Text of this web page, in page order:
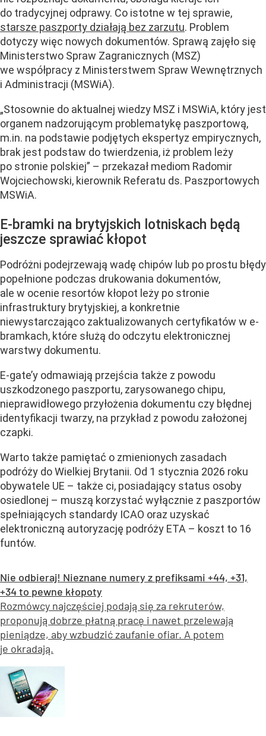
do tradycyjnej odprawy. Co istotne w tej sprawie,
starsze paszporty działają bez zarzutu. Problem
dotyczy więc nowych dokumentów. Sprawą zajęło się
Ministerstwo Spraw Zagranicznych (MSZ)
we współpracy z Ministerstwem Spraw Wewnętrznych
i Administracji (MSWiA).
„Stosownie do aktualnej wiedzy MSZ i MSWiA, który jest
organem nadzorującym problematykę paszportową,
m.in. na podstawie podjętych ekspertyz empirycznych,
brak jest podstaw do twierdzenia, iż problem leży
po stronie polskiej” – przekazał mediom Radomir
Wojciechowski, kierownik Referatu ds. Paszportowych
MSWiA.
E-bramki na brytyjskich lotniskach będą
jeszcze sprawiać kłopot
Podróżni podejrzewają wadę chipów lub po prostu błędy
popełnione podczas drukowania dokumentów,
ale w ocenie resortów kłopot leży po stronie
infrastruktury brytyjskiej, a konkretnie
niewystarczająco zaktualizowanych certyfikatów w e-
bramkach, które służą do odczytu elektronicznej
warstwy dokumentu.
E-gate’y odmawiają przejścia także z powodu
uszkodzonego paszportu, zarysowanego chipu,
nieprawidłowego przyłożenia dokumentu czy błędnej
identyfikacji twarzy, na przykład z powodu założonej
czapki.
Warto także pamiętać o zmienionych zasadach
podróży do Wielkiej Brytanii. Od 1 stycznia 2026 roku
obywatele UE – także ci, posiadający status osoby
osiedlonej – muszą korzystać wyłącznie z paszportów
spełniających standardy ICAO oraz uzyskać
elektroniczną autoryzację podróży ETA – koszt to 16
funtów.
Nie odbieraj! Nieznane numery z prefiksami +44, +31,
+34 to pewne kłopoty
Rozmówcy najczęściej podają się za rekruterów,
proponują dobrze płatną pracę i nawet przelewają
pieniądze, aby wzbudzić zaufanie ofiar. A potem
je okradają.